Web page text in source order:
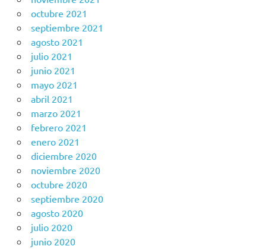
octubre 2021
septiembre 2021
agosto 2021
julio 2021
junio 2021
mayo 2021
abril 2021
marzo 2021
febrero 2021
enero 2021
diciembre 2020
noviembre 2020
octubre 2020
septiembre 2020
agosto 2020
julio 2020
junio 2020